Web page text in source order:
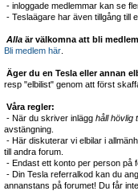
- inloggade medlemmar kan se
- Teslaägare har även tillgång till
Alla är välkomna att bli medlem
Bli medlem här
Äger du en Tesla eller annan
resp "elbilist" genom att först
Våra regler:
- När du skriver inlägg håll hövlig
avstängning.
- Här diskuterar vi elbilar i
till andra forum.
- Endast ett konto per person på
- Din Tesla referralkod kan du
annanstans på forumet! Du får